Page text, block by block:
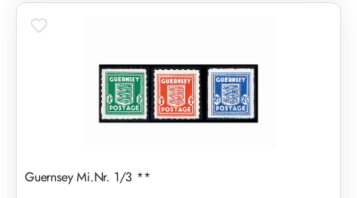
Guernsey Mi.Nr. 1/3 **